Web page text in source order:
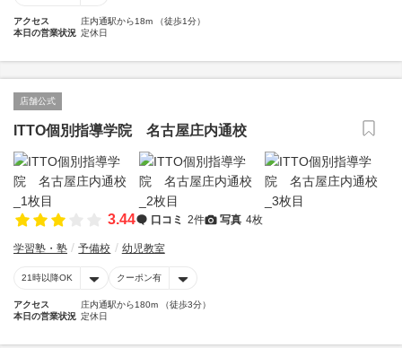
アクセス
庄内通駅から18m （徒歩1分）
本日の営業状況 定休日
店舗公式
ITTO個別指導学院 名古屋庄内通校
3.44 口コミ 2件 写真 4枚
学習塾・塾 予備校 幼児教室
21時以降OK クーポン有
アクセス
庄内通駅から180m （徒歩3分）
本日の営業状況 定休日